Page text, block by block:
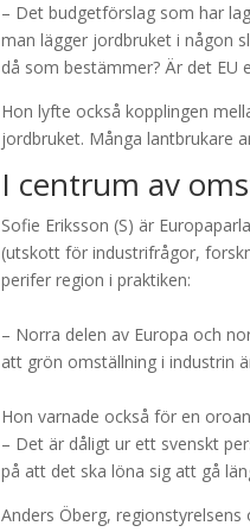
– Det budgetförslag som har
man lägger jordbruket i någon
då som bestämmer? Är det EU
Hon lyfte också kopplingen
jordbruket. Många lantbrukare
I centrum av
Sofie Eriksson (S) är
(utskott för industrifrågor,
perifer region i praktiken:
– Norra delen av Europa och
att grön omställning i industrin
Hon varnade också för en
– Det är dåligt ur ett svenskt
på att det ska löna sig att gå
Anders Öberg,